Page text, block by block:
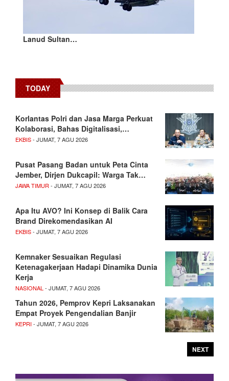
Lanud Sultan…
TODAY
Korlantas Polri dan Jasa Marga Perkuat
Kolaborasi, Bahas Digitalisasi,…
EKBIS- JUMAT, 7 AGU 2026
Pusat Pasang Badan untuk Peta Cinta
Jember, Dirjen Dukcapil: Warga Tak…
JAWA TIMUR- JUMAT, 7 AGU 2026
Apa Itu AVO? Ini Konsep di Balik Cara
Brand Direkomendasikan AI
EKBIS- JUMAT, 7 AGU 2026
Kemnaker Sesuaikan Regulasi
Ketenagakerjaan Hadapi Dinamika Dunia
Kerja
NASIONAL- JUMAT, 7 AGU 2026
Tahun 2026, Pemprov Kepri Laksanakan
Empat Proyek Pengendalian Banjir
KEPRI- JUMAT, 7 AGU 2026
NEXT